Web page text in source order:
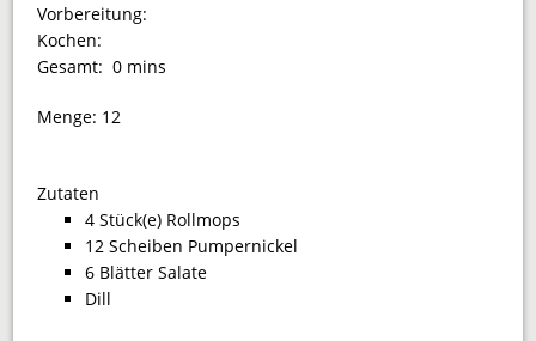
Vorbereitung:
Kochen:
Gesamt:0 mins
Menge: 12
Zutaten
4 Stück(e) Rollmops
12 Scheiben Pumpernickel
6 Blätter Salate
Dill